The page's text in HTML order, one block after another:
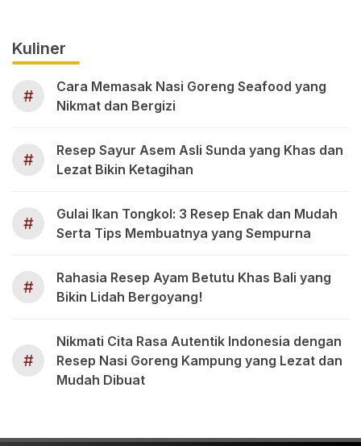
Kuliner
#
Cara Memasak Nasi Goreng Seafood yang
Nikmat dan Bergizi
#
Resep Sayur Asem Asli Sunda yang Khas dan
Lezat Bikin Ketagihan
#
Gulai Ikan Tongkol: 3 Resep Enak dan Mudah
Serta Tips Membuatnya yang Sempurna
#
Rahasia Resep Ayam Betutu Khas Bali yang
Bikin Lidah Bergoyang!
#
Nikmati Cita Rasa Autentik Indonesia dengan
Resep Nasi Goreng Kampung yang Lezat dan
Mudah Dibuat